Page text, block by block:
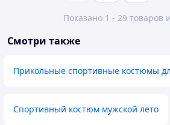
Показано 1 - 29 товаров
Смотри также
Прикольные спортивные костюмы
Спортивный костюм мужской лето